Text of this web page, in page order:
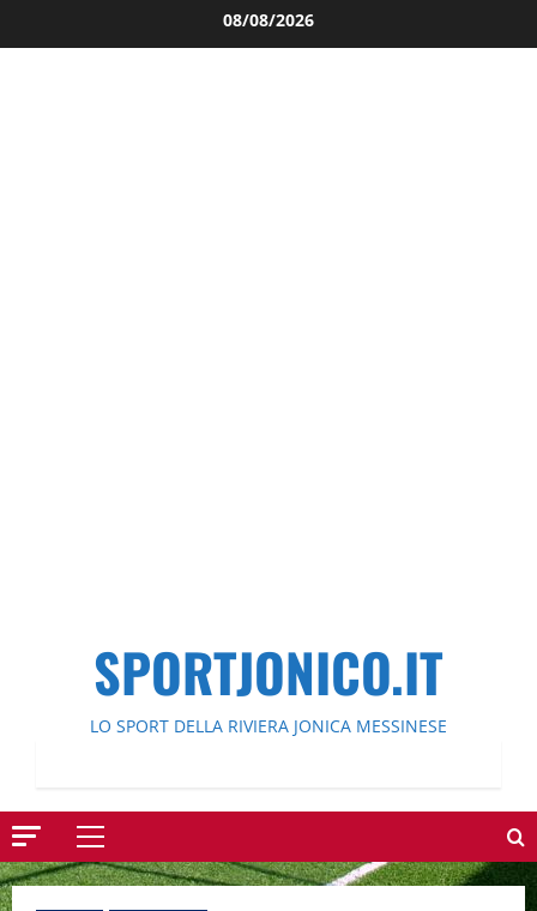
al
08/08/2026
SPORTJONICO.IT
LO SPORT DELLA RIVIERA JONICA MESSINESE
Menu
principale